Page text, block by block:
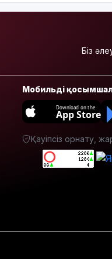
Біз
Мобильді
Download on the
App Store
Қауіпсіз орнату,